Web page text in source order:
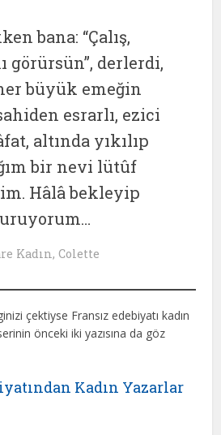
bana: “Çalış,
görürsün”, derlerdi,
büyük emeğin
esrarlı, ezici
altında yıkılıp
bir nevi lütûf
Hâlâ bekleyip
Kadın, Colette
çektiyse Fransız edebiyatı kadın
önceki iki yazısına da göz
Kadın Yazarlar